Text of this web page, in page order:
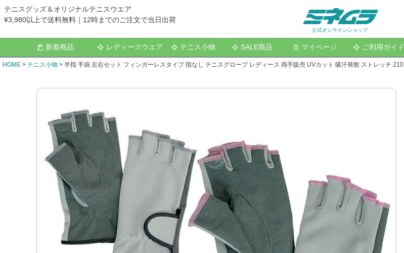
テニスグッズ＆オリジナルテニスウエア
¥3,980以上で送料無料｜12時までのご注文で当日出荷
公式オンラインショップ
新着商品 レディースウエア テニス小物 SALE商品 マイページ ご利用ガイド
検索
HOME テニス小物 半指 手袋 左右セット フィンガーレスタイプ 指なし テニスグローブ レディース 両手販売 UVカット 吸汗発散 ストレッチ 210